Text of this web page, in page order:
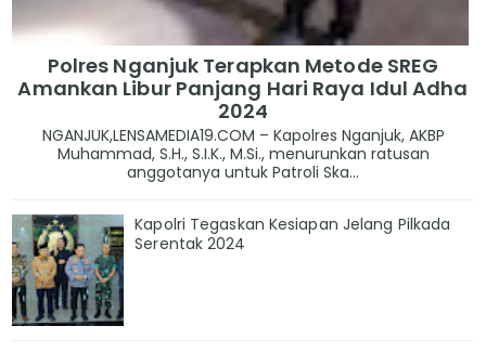
Polres Nganjuk Terapkan Metode SREG
Amankan Libur Panjang Hari Raya Idul Adha
2024
NGANJUK,LENSAMEDIA19.COM – Kapolres Nganjuk, AKBP
Muhammad, S.H., S.I.K., M.Si., menurunkan ratusan
anggotanya untuk Patroli Ska...
Kapolri Tegaskan Kesiapan Jelang Pilkada
Serentak 2024